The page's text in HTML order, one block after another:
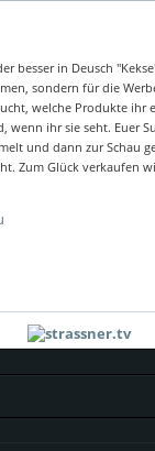
besser in Deusch
sondern für die
welche Produkte ihr
wenn ihr sie seht. Euer
und dann zur Schau
Zum Glück verkaufen